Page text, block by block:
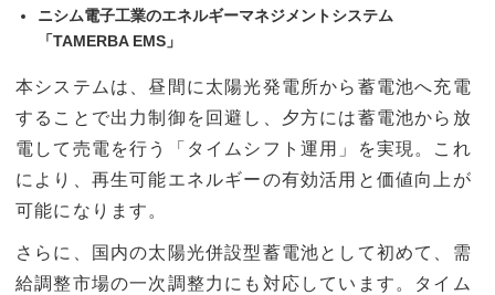
ニシム電子工業のエネルギーマネジメントシステム
「TAMERBA EMS」
本システムは、昼間に太陽光発電所から蓄電池へ充電
することで出力制御を回避し、夕方には蓄電池から放
電して売電を行う「タイムシフト運用」を実現。これ
により、再生可能エネルギーの有効活用と価値向上が
可能になります。
さらに、国内の太陽光併設型蓄電池として初めて、需
給調整市場の一次調整力にも対応しています。タイム